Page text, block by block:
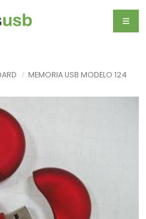
MEMORIA USB MODELO 124